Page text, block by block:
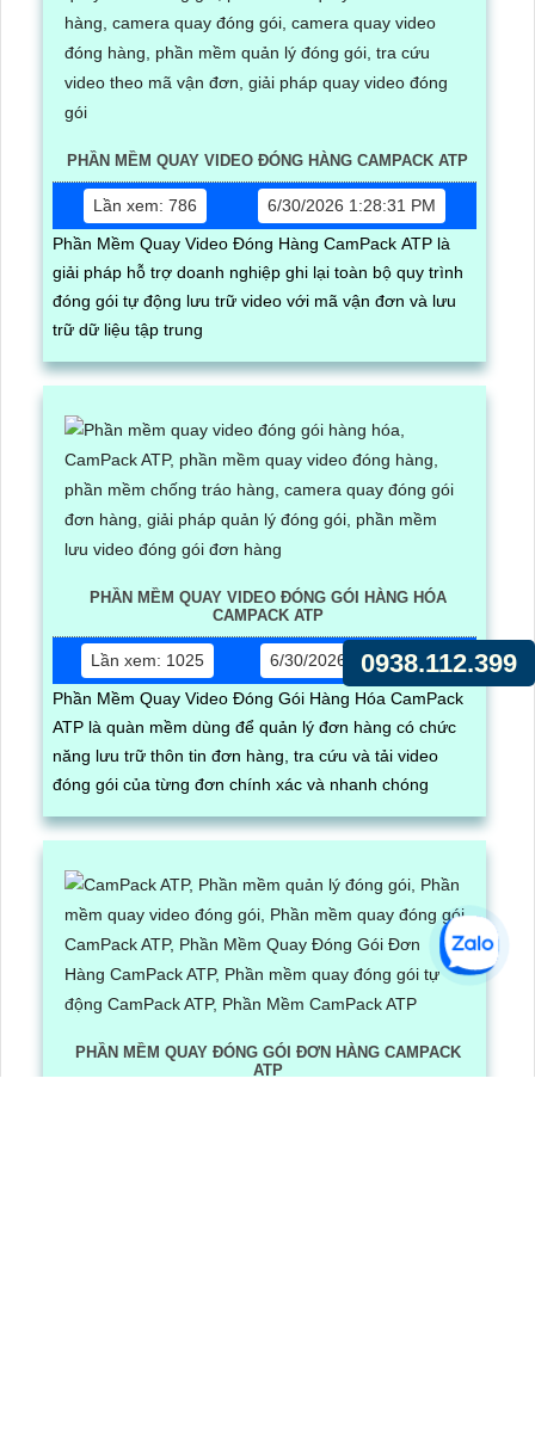
PHẦN MỀM QUAY VIDEO ĐÓNG HÀNG CAMPACK ATP
Lần xem: 786
6/30/2026 1:28:31 PM
Phần Mềm Quay Video Đóng Hàng CamPack ATP là
giải pháp hỗ trợ doanh nghiệp ghi lại toàn bộ quy trình
đóng gói tự động lưu trữ video với mã vận đơn và lưu
trữ dữ liệu tập trung
PHẦN MỀM QUAY VIDEO ĐÓNG GÓI HÀNG HÓA
CAMPACK ATP
Lần xem: 1025
6/30/2026 5:17:03 PM
Phần Mềm Quay Video Đóng Gói Hàng Hóa CamPack
ATP là quàn mềm dùng để quản lý đơn hàng có chức
năng lưu trữ thôn tin đơn hàng, tra cứu và tải video
đóng gói của từng đơn chính xác và nhanh chóng
PHẦN MỀM QUAY ĐÓNG GÓI ĐƠN HÀNG CAMPACK
ATP
0938.112.399